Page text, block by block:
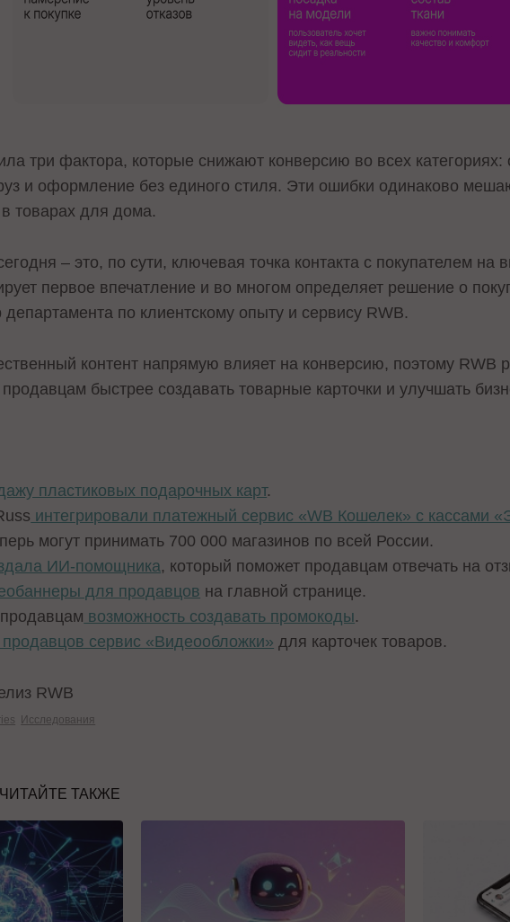
три фактора, которые снижают конверсию во всех категориях:
и оформление без единого стиля. Эти ошибки одинаково
товарах для дома.
– это, по сути, ключевая точка контакта с покупателем на
первое впечатление и во многом определяет решение о
по клиентскому опыту и сервису RWB.
контент напрямую влияет на конверсию, поэтому RWB
быстрее создавать товарные карточки и улучшать
пластиковых подарочных карт.
интегрировали платежный сервис «WB Кошелек» с кассами
могут принимать 700 000 магазинов по всей России.
ИИ-помощника, который поможет продавцам отвечать на
для продавцов на главной странице.
возможность создавать промокоды.
сервис «Видеообложки» для карточек товаров.
RWB
Исследования
ЧИТАЙТЕ ТАКЖЕ